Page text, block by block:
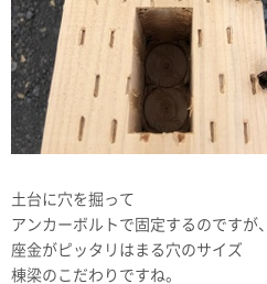
土台に穴を掘って
アンカーボルトで固定するのですが、
座金がピッタリはまる穴のサイズ
棟梁のこだわりですね。